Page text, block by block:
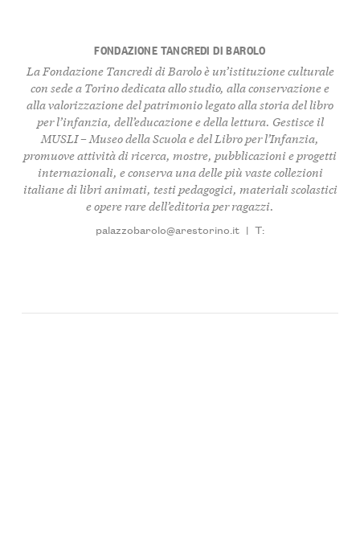
FONDAZIONE TANCREDI DI BAROLO
La Fondazione Tancredi di Barolo è un’istituzione culturale
con sede a Torino dedicata allo studio, alla conservazione e
alla valorizzazione del patrimonio legato alla storia del libro
per l’infanzia, dell’educazione e della lettura. Gestisce il
MUSLI – Museo della Scuola e del Libro per l’Infanzia,
promuove attività di ricerca, mostre, pubblicazioni e progetti
internazionali, e conserva una delle più vaste collezioni
italiane di libri animati, testi pedagogici, materiali scolastici
e opere rare dell’editoria per ragazzi.
palazzobarolo@arestorino.it | T: